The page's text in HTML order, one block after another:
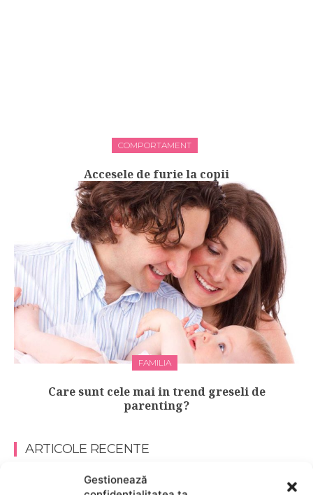
Gestionează
COMPORTAMENT
Accesele de furie la copii
FAMILIA
Care sunt cele mai in trend greseli de
parenting?
ARTICOLE RECENTE